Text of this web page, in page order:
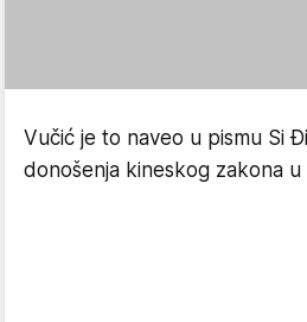
Vučić je to naveo u pismu Si
donošenja kineskog zakona